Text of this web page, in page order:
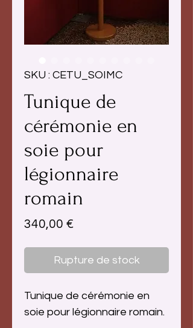
SKU : CETU_SOIMC
Tunique de
cérémonie en
soie pour
légionnaire
romain
340,00 €
Rupture de stock
Tunique de cérémonie en
soie pour légionnaire romain.